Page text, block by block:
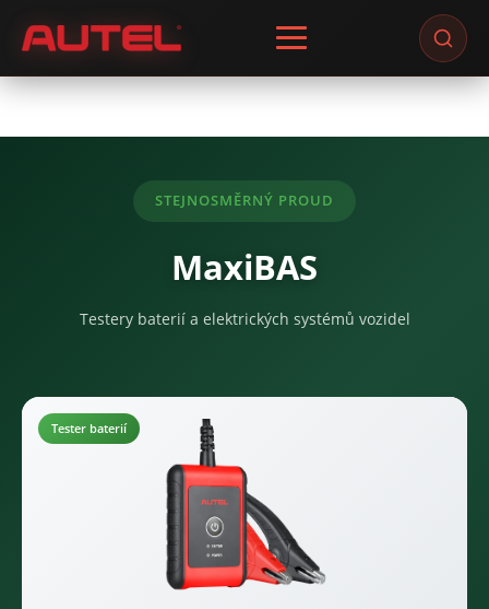
Skip
STEJNOSMĚRNÝ PROUD
MaxiBAS
Testery baterií a elektrických systémů vozidel
Tester baterií